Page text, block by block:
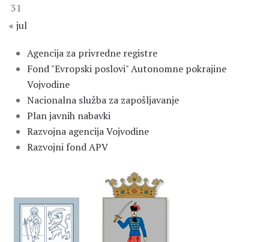
31
« jul
Agencija za privredne registre
Fond "Evropski poslovi" Autonomne pokrajine
Vojvodine
Nacionalna služba za zapošljavanje
Plan javnih nabavki
Razvojna agencija Vojvodine
Razvojni fond APV